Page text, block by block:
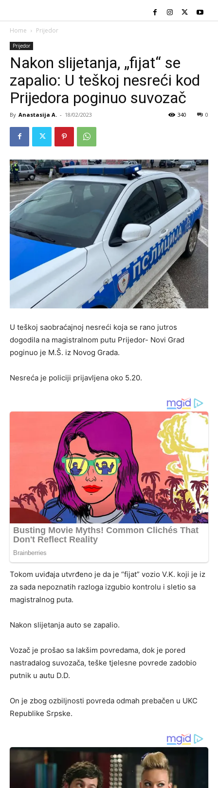
Home Prijedor
Prijedor
Nakon slijetanja, „fijat“ se
zapalio: U teškoj nesreći kod
Prijedora poginuo suvozač
By Anastasija A. - 18/02/2023 0
340
U teškoj saobraćajnoj nesreći koja se rano jutros
dogodila na magistralnom putu Prijedor- Novi Grad
poginuo je M.Š. iz Novog Grada.
Nesreća je policiji prijavljena oko 5.20.
Tokom uviđaja utvrđeno je da je “fijat” vozio V.K. koji je iz
za sada nepoznatih razloga izgubio kontrolu i sletio sa
magistralnog puta.
Nakon slijetanja auto se zapalio.
Vozač je prošao sa lakšim povredama, dok je pored
nastradalog suvozača, teške tjelesne povrede zadobio
putnik u autu D.D.
On je zbog ozbiljnosti povreda odmah prebačen u UKC
Republike Srpske.